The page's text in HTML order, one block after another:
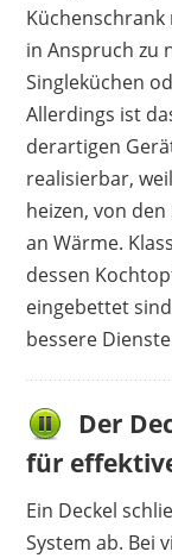
Küchenschrank
in Anspruch zu
Singleküchen
Allerdings ist
derartigen
realisierbar,
heizen, von
an Wärme.
dessen
eingebettet
bessere
Der
für
Ein Deckel
System ab. Bei